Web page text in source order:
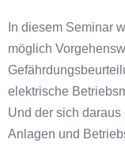
In diesem Seminar
möglich
elektrische
Und der sich
Anlagen und